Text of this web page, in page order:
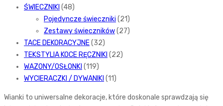
ŚWIECZNIKI (48)
Pojedyncze świeczniki (21)
Zestawy świeczników(27)
TACE DEKORACYJNE(32)
TEKSTYLIA KOCE RĘCZNIKI (22)
WAZONY/OSŁONKI (119)
WYCIERACZKI / DYWANIKI (11)
Wianki to uniwersalne dekoracje, które doskonale sprawdzają się